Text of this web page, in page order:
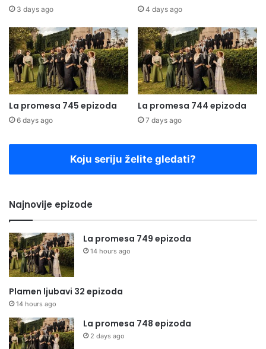
3 days ago 4 days ago
La promesa 745 epizoda
6 days ago
La promesa 744 epizoda
7 days ago
Koju seriju želite gledati?
Najnovije epizode
La promesa 749 epizoda
14 hours ago
Plamen ljubavi 32 epizoda
14 hours ago
La promesa 748 epizoda
2 days ago